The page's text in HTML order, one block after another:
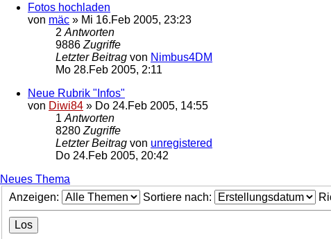
Fotos hochladen
von mäc » Mi 16.Feb 2005, 23:23
2 Antworten
9886 Zugriffe
Letzter Beitrag von Nimbus4DM
Mo 28.Feb 2005, 2:11
Neue Rubrik "Infos"
von Diwi84 » Do 24.Feb 2005, 14:55
1 Antworten
8280 Zugriffe
Letzter Beitrag von unregistered
Do 24.Feb 2005, 20:42
Neues Thema
Anzeigen:
Sortiere nach: